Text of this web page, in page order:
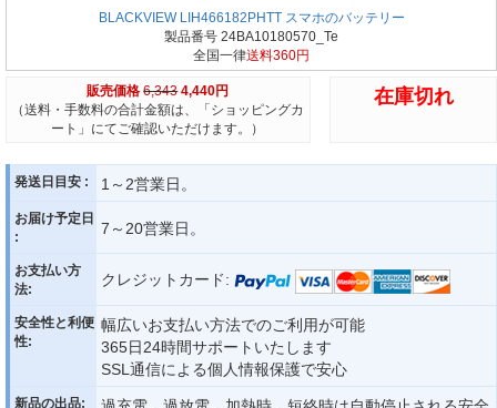
BLACKVIEW LIH466182PHTT スマホのバッテリー
製品番号 24BA10180570_Te
全国一律送料360円
販売価格 6,343 4,440円
（送料・手数料の合計金額は、「ショッピングカ
ート」にてご確認いただけます。）
在庫切れ
発送日目安 : 1～2営業日。
お届け予定日
:
7～20営業日。
お支払い方
法:
クレジットカード:
安全性と利便
性:
幅広いお支払い方法でのご利用が可能
365日24時間サポートいたします
SSL通信による個人情報保護で安心
新品の出品: